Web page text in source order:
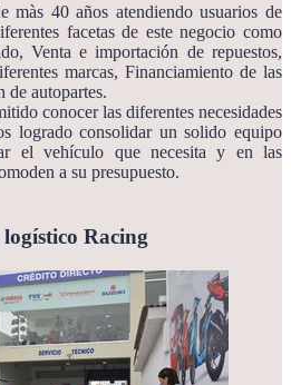
màs 40 años atendiendo usuarios de
facetas de este negocio como
Venta e importación de repuestos,
marcas, Financiamiento de las
de autopartes.
conocer las diferentes necesidades
logrado consolidar un solido equipo
el vehículo que necesita y en las
a su presupuesto.
Racing